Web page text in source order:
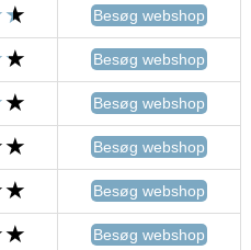
Besøg webshop
Besøg webshop
Besøg webshop
Besøg webshop
Besøg webshop
Besøg webshop